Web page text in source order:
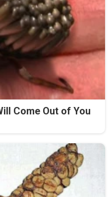
Come Out of You